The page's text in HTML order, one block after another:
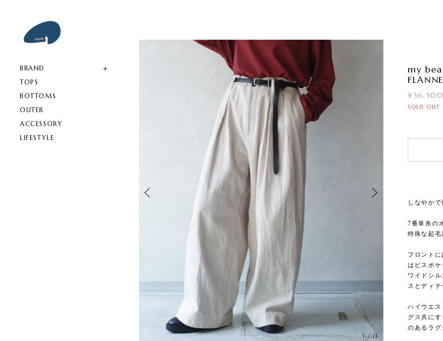
BRAND
TOPS
BOTTOMS
OUTER
ACCESSORY
LIFESTYLE
3/13
my
¥36,300
SOLD OUT
しなやか
7番単糸の
特殊な起毛
フロント
はピスポケ
ワイドシ
スとディテ
ハイウエ
グス共に
のあるラグ